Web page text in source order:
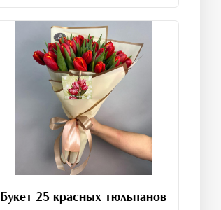
Букет 25 красных тюльпанов